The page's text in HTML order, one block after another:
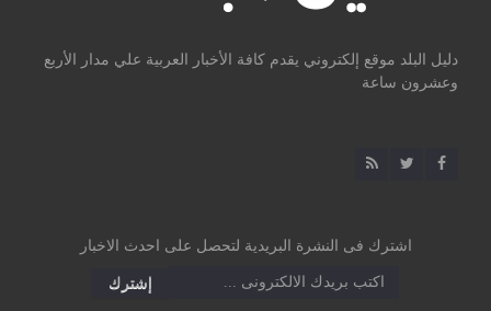
دليل البلد موقع إلكتروني يقدم كافة الأخبار العربية علي مدار الأربع
وعشرون ساعة
اشترك فى النشرة البريدية لتحصل على احدث الاخبار